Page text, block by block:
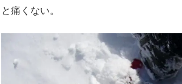
と痛くない。